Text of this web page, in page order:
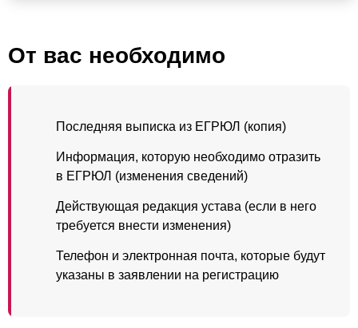
От вас необходимо
Последняя выписка из ЕГРЮЛ (копия)
Информация, которую необходимо отразить
в ЕГРЮЛ (изменения сведений)
Действующая редакция устава (если в него
требуется внести изменения)
Телефон и электронная почта, которые будут
указаны в заявлении на регистрацию